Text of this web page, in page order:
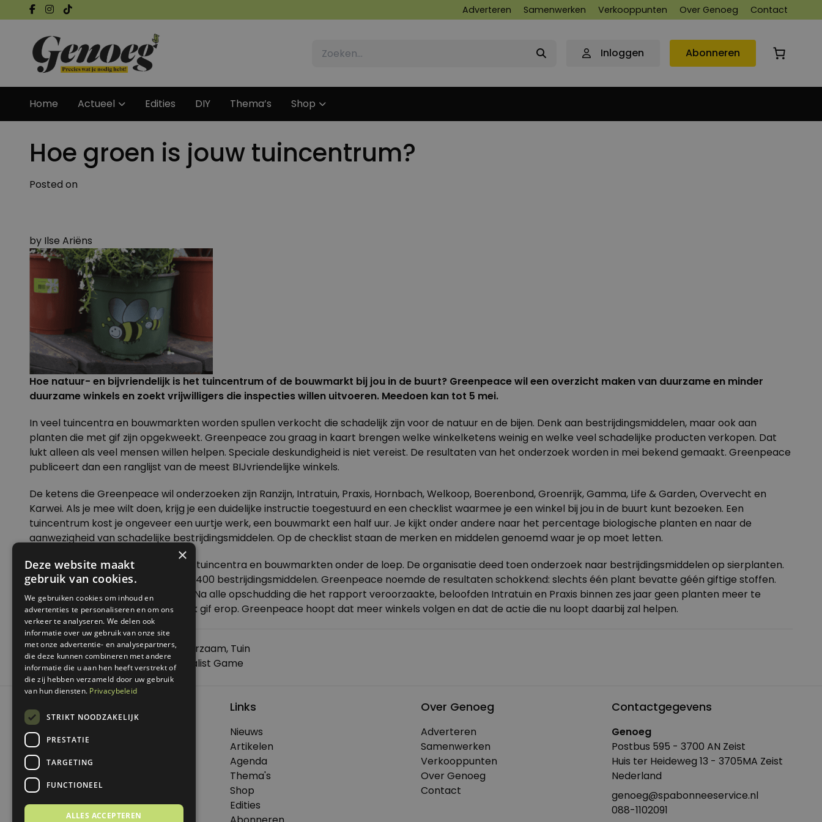
Adverteren Samenwerken Verkooppunten Over Genoeg Contact
Inloggen Abonneren
Home Actueel Edities DIY Thema’s Shop
Hoe groen is jouw tuincentrum?
Posted on
by Ilse Ariëns
Hoe natuur- en bijvriendelijk is het tuincentrum of de bouwmarkt bij jou in de buurt? Greenpeace wil een overzicht maken van duurzame en minder
duurzame winkels en zoekt vrijwilligers die inspecties willen uitvoeren. Meedoen kan tot 5 mei.
In veel tuincentra en bouwmarkten worden spullen verkocht die schadelijk zijn voor de natuur en de bijen. Denk aan bestrijdingsmiddelen, maar ook aan
planten die met gif zijn opgekweekt. Greenpeace zou graag in kaart brengen welke winkelketens weinig en welke veel schadelijke producten verkopen. Dat
lukt alleen als veel mensen willen helpen. Speciale deskundigheid is niet vereist. De resultaten van het onderzoek worden in mei bekend gemaakt. Greenpeace
publiceert dan een ranglijst van de meest BIJvriendelijke winkels.
De ketens die Greenpeace wil onderzoeken zijn Ranzijn, Intratuin, Praxis, Hornbach, Welkoop, Boerenbond, Groenrijk, Gamma, Life & Garden, Overvecht en
Karwei. Als je mee wilt doen, krijg je een duidelijke instructie toegestuurd en een checklist waarmee je een winkel bij jou in de buurt kunt bezoeken. Een
tuincentrum kost je ongeveer een uurtje werk, een bouwmarkt een half uur. Je kijkt onder andere naar het percentage biologische planten en naar de
aanwezigheid van schadelijke bestrijdingsmiddelen. Op de checklist staan de merken en middelen genoemd waar je op moet letten.
Greenpeace nam vorig jaar ook al tuincentra en bouwmarkten onder de loep. De organisatie deed toen onderzoek naar bestrijdingsmiddelen op sierplanten.
Zo’n 69 plantjes werden getest op 400 bestrijdingsmiddelen. Greenpeace noemde de resultaten schokkend: slechts één plant bevatte géén giftige stoffen.
Het hele rapport kun jehier
lezen. Na alle opschudding die het rapport veroorzaakte, beloofden Intratuin en Praxis binnen zes jaar geen planten meer te
verkopen met voor bijen schadelijk gif erop. Greenpeace hoopt dat meer winkels volgen en dat de actie die nu loopt daarbij zal helpen.
Posted inSamenlevingTagged Duurzaam, Tuin
Bericht
navigatie
Previous: Dag 8 & 9 Genoeg Minimalist Game
Next: Kliekipedia
© 2026 Genoeg .
Alle rechten voorbehouden.
Dit is een uitgave van Virtùmedia
Links
Nieuws
Artikelen
Agenda
Thema's
Shop
Edities
Over Genoeg
Adverteren
Samenwerken
Verkooppunten
Over Genoeg
Contact
Contactgegevens
Genoeg
Postbus 595 - 3700 AN Zeist
Huis ter Heideweg 13 - 3705MA Zeist
Nederland
genoeg@spabonneeservice.nl
088-1102091
×
Deze website maakt
gebruik van cookies.
We gebruiken cookies om inhoud en
advertenties te personaliseren en om ons
verkeer te analyseren. We delen ook
informatie over uw gebruik van onze site
met onze advertentie- en analysepartners,
die deze kunnen combineren met andere
informatie die u aan hen heeft verstrekt of
die zij hebben verzameld door uw gebruik
van hun diensten. Privacybeleid
STRIKT NOODZAKELIJK
PRESTATIE
TARGETING
FUNCTIONEEL
ALLES ACCEPTEREN